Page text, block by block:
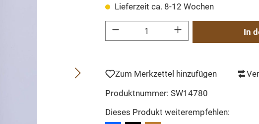
Lieferzeit ca. 8-12 Wochen
Produkt Anzahl: Gib den gewünschten Wert ein oder
In
Zum Merkzettel hinzufügen
Produktnummer: SW14780
Dieses Produkt weiterempfehlen: